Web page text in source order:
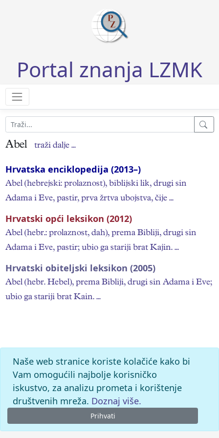
Portal znanja LZMK
Abel traži dalje ...
Hrvatska enciklopedija (2013–)
Abel (hebrejski: prolaznost), biblijski lik, drugi sin
Adama i Eve, pastir, prva žrtva ubojstva, čije ...
Hrvatski opći leksikon (2012)
Abel (hebr.: prolaznost, dah), prema Bibliji, drugi sin
Adama i Eve, pastir; ubio ga stariji brat Kajin. ...
Hrvatski obiteljski leksikon (2005)
Abel (hebr. Hebel), prema Bibliji, drugi sin Adama i Eve;
ubio ga stariji brat Kain. ...
Naše web stranice koriste kolačiće kako bi
Vam omogućili najbolje korisničko
iskustvo, za analizu prometa i korištenje
društvenih mreža. Doznaj više.
Prihvati
© 2026.Leksikografski zavod Miroslav Krleža